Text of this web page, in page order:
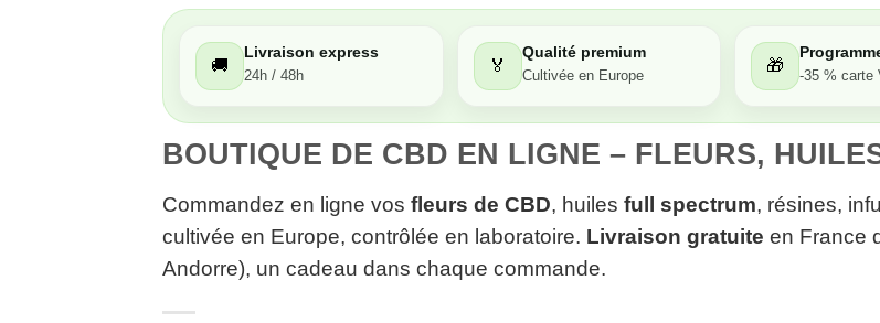
Moyen
Passable
🚚
Livraison express
24h / 48h
🏅
Qualité premium
Cultivée en Europe
🎁
-35 % carte
BOUTIQUE DE CBD EN LIGNE – FLEURS,
Commandez en ligne vos fleurs de CBD, huiles full spectrum, résines,
cultivée en Europe, contrôlée en laboratoire. Livraison gratuite en France
Andorre), un cadeau dans chaque commande.